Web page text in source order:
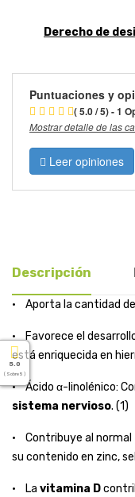
Derecho de
Puntuaciones y
( 5.0 / 5) - 1
Mostrar detalle de las
Leer opiniones
Descripción
• Aporta la cantidad de
• Favorece el
está enriquecida en
• Ácido α-linolénico:
sistema nervioso. (1)
• Contribuye al
su contenido en zinc,
• La vitamina D
5.0
( Sobre 5 )